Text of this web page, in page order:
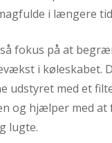
i længere
fokus på at
i køleskabet.
udstyret med et
og hjælper med at
lugte.